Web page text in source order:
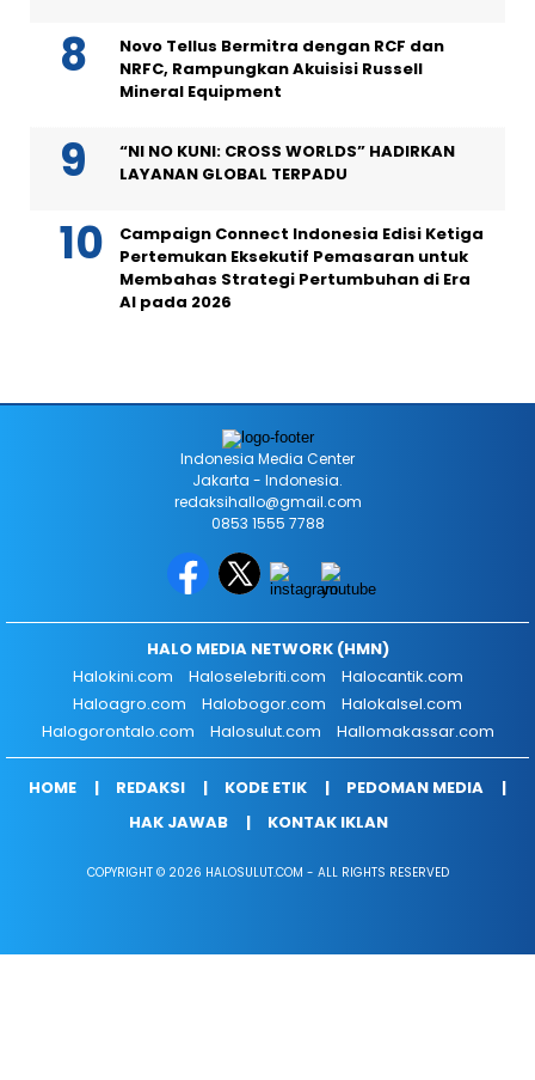
Novo Tellus Bermitra dengan RCF dan
NRFC, Rampungkan Akuisisi Russell
Mineral Equipment
“NI NO KUNI: CROSS WORLDS” HADIRKAN
LAYANAN GLOBAL TERPADU
Campaign Connect Indonesia Edisi Ketiga
Pertemukan Eksekutif Pemasaran untuk
Membahas Strategi Pertumbuhan di Era
AI pada 2026
Indonesia Media Center
Jakarta - Indonesia.
redaksihallo@gmail.com
0853 1555 7788
HALO MEDIA NETWORK (HMN)
Halokini.com
Haloselebriti.com
Halocantik.com
Haloagro.com
Halobogor.com
Halokalsel.com
Halogorontalo.com
Halosulut.com Hallomakassar.com
HOME REDAKSI KODE ETIK
PEDOMAN MEDIA
HAK JAWAB
KONTAK IKLAN
COPYRIGHT © 2026 HALOSULUT.COM - ALL RIGHTS RESERVED